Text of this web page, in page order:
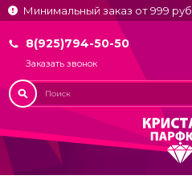
Минимальный заказ от 999 руб.
8(925)794-50-50
Заказать звонок